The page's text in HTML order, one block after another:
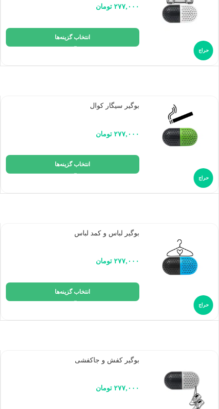
حراج
۲۷۷,۰۰۰ تومان
انتخاب گزینه‌ها
حراج
بوگیر سیگار کوال
۲۷۷,۰۰۰ تومان
انتخاب گزینه‌ها
حراج
بوگیر لباس و کمد لباس
۲۷۷,۰۰۰ تومان
انتخاب گزینه‌ها
بوگیر کفش و جاکفشی
۲۷۷,۰۰۰ تومان